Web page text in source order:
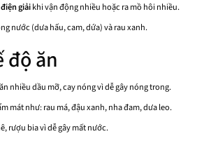
giảikhi vận động nhiều hoặc ra mồ hôi nhiều.
nước (dưa hấu, cam, dứa) và rau xanh.
ăn
nhiều dầu mỡ, cay nóng vì dễ gây nóng trong.
mát như: rau má, đậu xanh, nha đam, dưa leo.
rượu bia vì dễ gây mất nước.